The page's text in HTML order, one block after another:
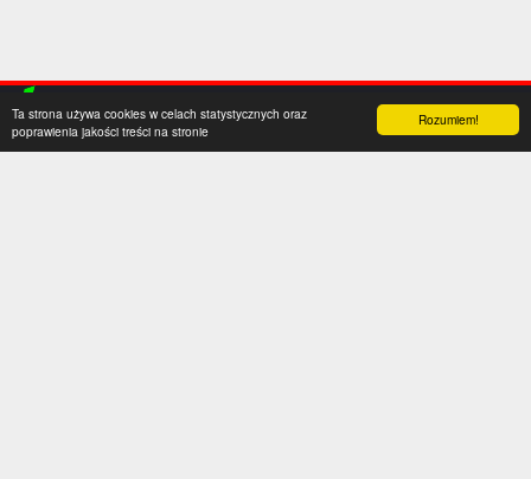
Rozumiem!
Ta strona używa cookies w celach statystycznych oraz
poprawienia jakości treści na stronie